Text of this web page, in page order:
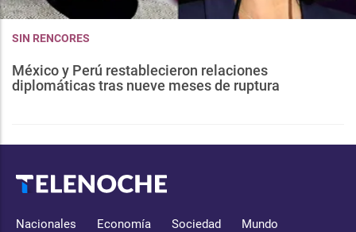
SIN RENCORES
México y Perú restablecieron relaciones
diplomáticas tras nueve meses de ruptura
Nacionales Economía Sociedad Mundo